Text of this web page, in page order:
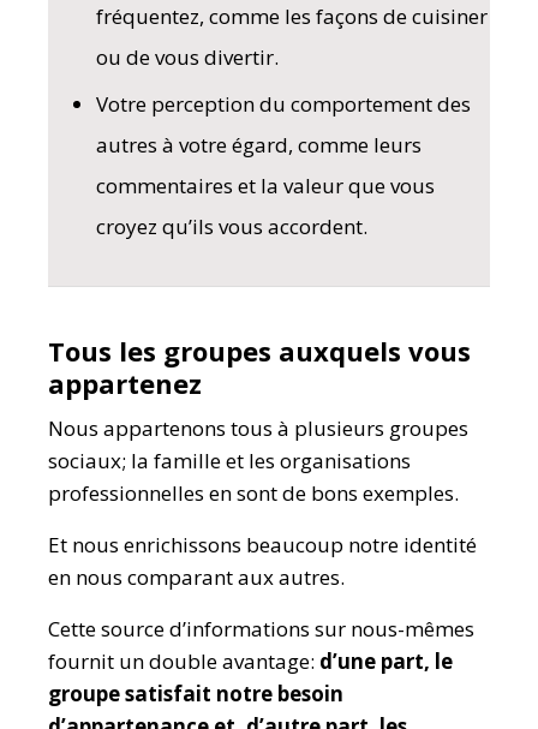
fréquentez, comme les façons de cuisiner
ou de vous divertir.
Votre perception du comportement des
autres à votre égard, comme leurs
commentaires et la valeur que vous
croyez qu’ils vous accordent.
Tous les groupes auxquels vous
appartenez
Nous appartenons tous à plusieurs groupes
sociaux; la famille et les organisations
professionnelles en sont de bons exemples.
Et nous enrichissons beaucoup notre identité
en nous comparant aux autres.
Cette source d’informations sur nous-mêmes
fournit un double avantage: d’une part, le
groupe satisfait notre besoin